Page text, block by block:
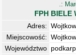
.:
FPH BIELE
Adres:
Miejscowość:
Województwo